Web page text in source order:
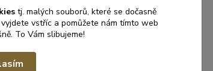
tj. malých souborů, které se dočasně
vstříc a pomůžete nám tímto web
To Vám slibujeme!